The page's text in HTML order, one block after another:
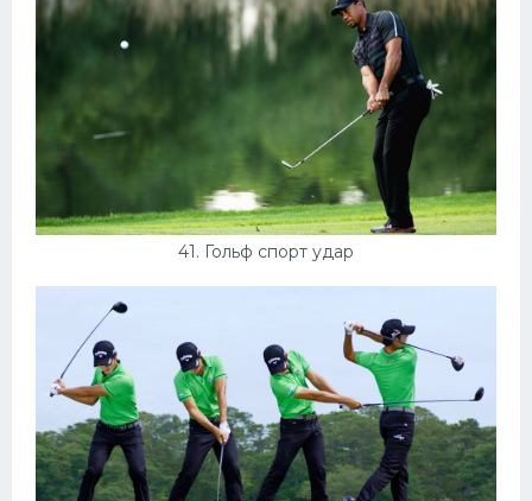
41. Гольф спорт удар